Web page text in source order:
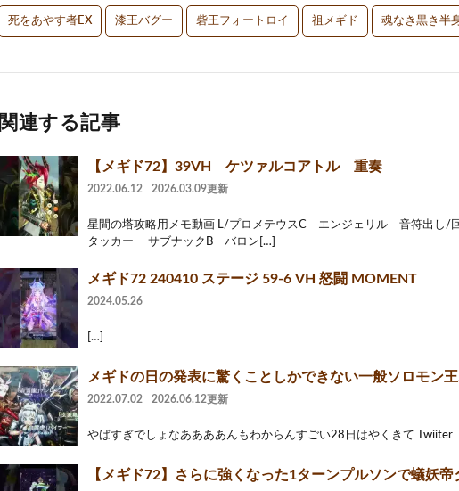
死をあやす者EX 漆王バグー 砦王フォートロイ 祖メギド 魂なき黒き半
関連する記事
【メギド72】39VH ケツァルコアトル 重奏
2022.06.12 2026.03.09更新
星間の塔攻略用メモ動画 L/プロメテウスC エンジェリル 音符出
タッカー サブナックB バロン[…]
メギド72 240410 ステージ 59-6 VH 怒闘 MOMENT
2024.05.26
[…]
メギドの日の発表に驚くことしかできない一般ソロモン
2022.07.02 2026.06.12更新
やばすぎでしょなああああんもわからんすごい28日はやくきて
【メギド72】さらに強くなった1ターンプルソンで蟻妖帝